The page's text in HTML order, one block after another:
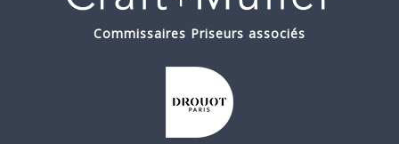
Commissaires Priseurs associés